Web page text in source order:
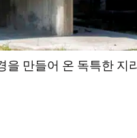
만들어 온 독특한 지